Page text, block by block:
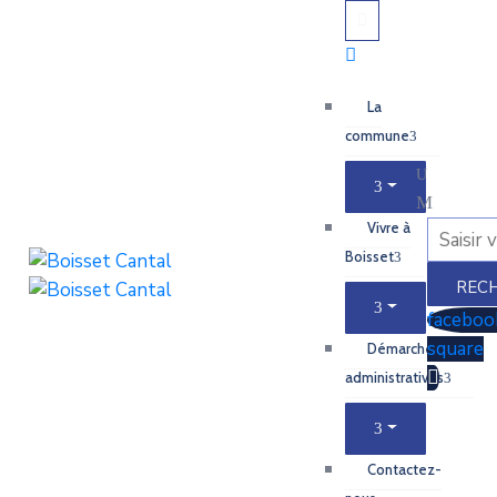
La
commune
Vivre à
Boisset
Démarches
administratives
Contactez-
square